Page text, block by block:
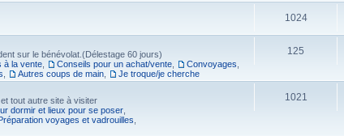
1024
sur le bénévolat.(Délestage 60 jours)
à la vente Conseils pour un achat/vente Convoyages
Autres coups de main Je troque/je cherche
125
tout autre site à visiter
dormir et lieux pour se poser
voyages et vadrouilles
1021